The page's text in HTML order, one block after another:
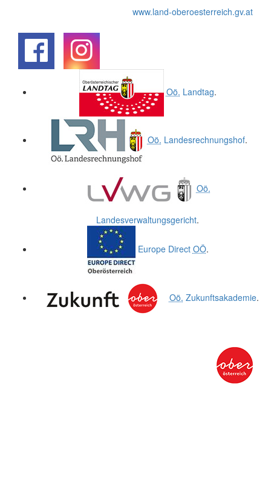
www.land-oberoesterreich.gv.at
Oö. Landtag.
Oö. Landesrechnungshof.
Oö.
Landesverwaltungsgericht.
Europe Direct OÖ.
Oö. Zukunftsakademie.